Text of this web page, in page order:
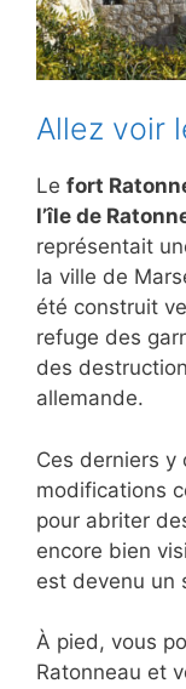
Allez voir
Le fort
l’île de
représentait
la ville de
été construit
refuge des
des
allemande.
Ces derniers y
modifications
pour abriter
encore bien
est devenu un
À pied, vous
Ratonneau et